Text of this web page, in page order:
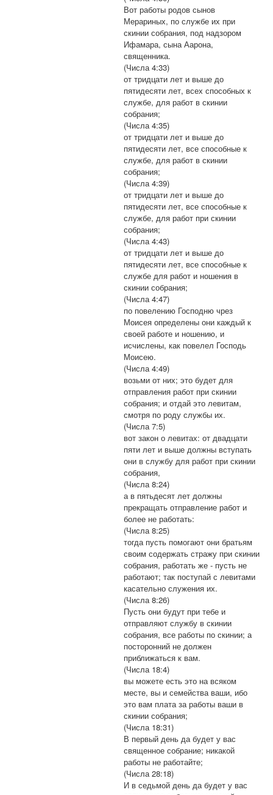
Вот работы родов сынов
Мерариных, по службе их при
скинии собрания, под надзором
Ифамара, сына Аарона,
священника.
(Числа 4:33)
от тридцати лет и выше до
пятидесяти лет, всех способных к
службе, для работ в скинии
собрания;
(Числа 4:35)
от тридцати лет и выше до
пятидесяти лет, все способные к
службе, для работ в скинии
собрания;
(Числа 4:39)
от тридцати лет и выше до
пятидесяти лет, все способные к
службе, для работ при скинии
собрания;
(Числа 4:43)
от тридцати лет и выше до
пятидесяти лет, все способные к
службе для работ и ношения в
скинии собрания;
(Числа 4:47)
по повелению Господню чрез
Моисея определены они каждый к
своей работе и ношению, и
исчислены, как повелел Господь
Моисею.
(Числа 4:49)
возьми от них; это будет для
отправления работ при скинии
собрания; и отдай это левитам,
смотря по роду службы их.
(Числа 7:5)
вот закон о левитах: от двадцати
пяти лет и выше должны вступать
они в службу для работ при скинии
собрания,
(Числа 8:24)
а в пятьдесят лет должны
прекращать отправление работ и
более не работать:
(Числа 8:25)
тогда пусть помогают они братьям
своим содержать стражу при скинии
собрания, работать же - пусть не
работают; так поступай с левитами
касательно служения их.
(Числа 8:26)
Пусть они будут при тебе и
отправляют службу в скинии
собрания, все работы по скинии; а
посторонний не должен
приближаться к вам.
(Числа 18:4)
вы можете есть это на всяком
месте, вы и семейства ваши, ибо
это вам плата за работы ваши в
скинии собрания;
(Числа 18:31)
В первый день да будет у вас
священное собрание; никакой
работы не работайте;
(Числа 28:18)
И в седьмой день да будет у вас